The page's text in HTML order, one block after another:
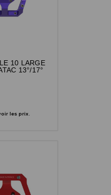
10 LARGE
13°/17°
les prix.